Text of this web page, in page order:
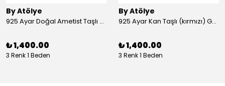
By Atölye
925 Ayar Doğal Ametist Taşlı Yuvarlak Gümüş Yüzük
₺ 1,400.00
3 Renk 1 Beden
By Atölye
925 Ayar Kan Taşlı (kırmızı) Gümüş Yüzük
₺ 1,400.00
3 Renk 1 Beden